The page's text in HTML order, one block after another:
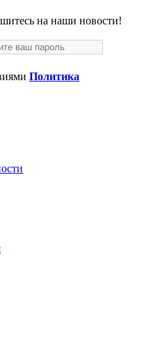
на наши новости!
Политика